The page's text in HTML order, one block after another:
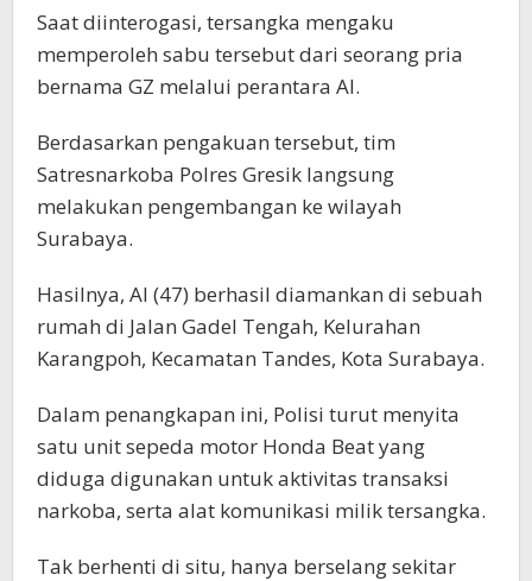
Saat diinterogasi, tersangka mengaku
memperoleh sabu tersebut dari seorang pria
bernama GZ melalui perantara AI.
Berdasarkan pengakuan tersebut, tim
Satresnarkoba Polres Gresik langsung
melakukan pengembangan ke wilayah
Surabaya.
Hasilnya, AI (47) berhasil diamankan di sebuah
rumah di Jalan Gadel Tengah, Kelurahan
Karangpoh, Kecamatan Tandes, Kota Surabaya.
Dalam penangkapan ini, Polisi turut menyita
satu unit sepeda motor Honda Beat yang
diduga digunakan untuk aktivitas transaksi
narkoba, serta alat komunikasi milik tersangka.
Tak berhenti di situ, hanya berselang sekitar